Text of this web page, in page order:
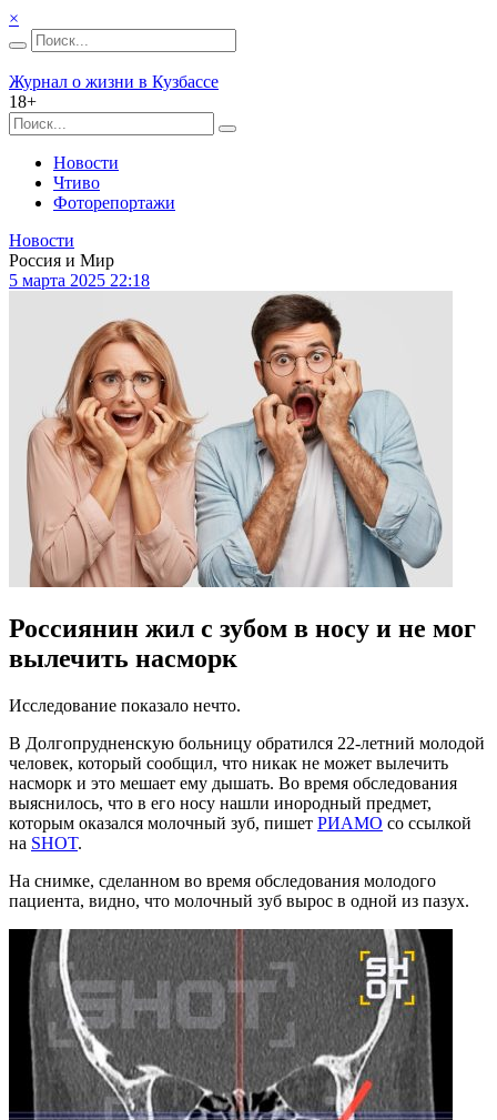
×
Журнал о жизни в Кузбассе
18+
Новости
Чтиво
Фоторепортажи
Новости
Россия и Мир
5 марта 2025 22:18
Россиянин жил с зубом в носу и не мог
вылечить насморк
Исследование показало нечто.
В Долгопрудненскую больницу обратился 22-летний молодой
человек, который сообщил, что никак не может вылечить
насморк и это мешает ему дышать. Во время обследования
выяснилось, что в его носу нашли инородный предмет,
которым оказался молочный зуб, пишет РИАМО со ссылкой
на SHOT.
На снимке, сделанном во время обследования молодого
пациента, видно, что молочный зуб вырос в одной из пазух.